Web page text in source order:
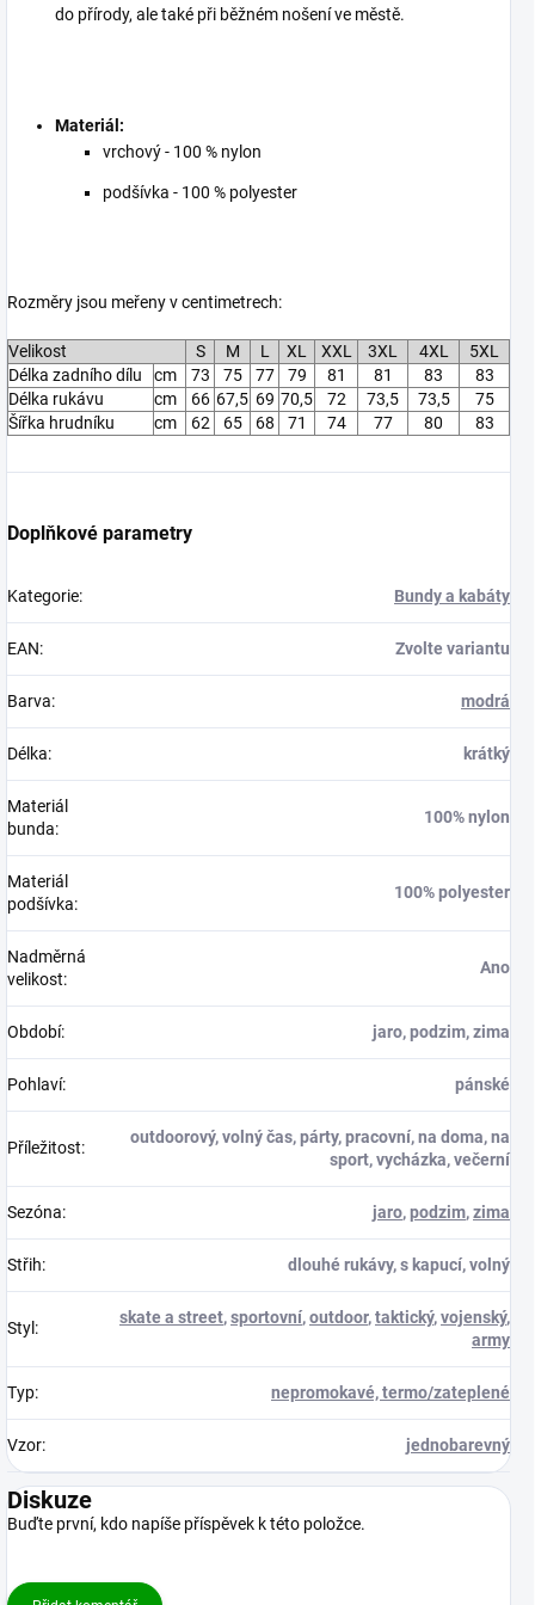
do přírody, ale také při běžném nošení ve městě.
Materiál:
vrchový - 100 % nylon
podšívka - 100 % polyester
Rozměry jsou meřeny v centimetrech:
Velikost S M L XL XXL 3XL 4XL
5XL
Délka zadního dílu
cm 73 75 77 79 81 81 83
83
Délka rukávu
cm 66 67,5 69 70,5 72 73,5 73,5
75
Šířka hrudníku
cm 62 65 68 71 74 77 80 83
Doplňkové parametry
Kategorie: Bundy a kabáty
EAN: Zvolte variantu
Barva: modrá
Délka: krátký
Materiál
bunda:
100% nylon
Materiál
podšívka:
100% polyester
Nadměrná
velikost:
Ano
Období: jaro, podzim, zima
Pohlaví: pánské
Příležitost:
outdoorový, volný čas, párty, pracovní, na doma, na
sport, vycházka, večerní
Sezóna: jaro,podzim,zima
Střih: dlouhé rukávy, s kapucí, volný
Styl :
skate a street,sportovní,outdoor,taktický,vojenský,
army
Typ: nepromokavé, termo/zateplené
Vzor: jednobarevný
Diskuze
Buďte první, kdo napíše příspěvek k této položce.